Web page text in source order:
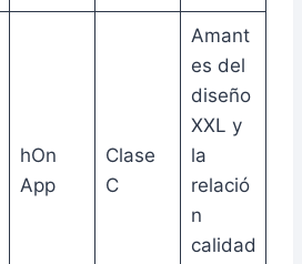
hOn
App
Clase
C
Amant
es del
diseño
XXL y
la
relació
n
calidad